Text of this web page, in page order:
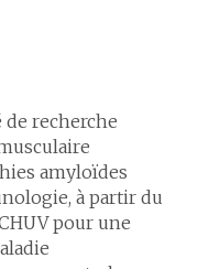
recherche
amyloïdes
à partir du
pour une